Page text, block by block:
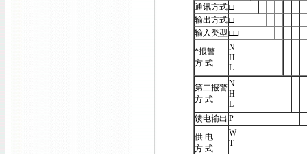
通讯方式□
输出方式□
输入类型 □□
*报警
方 式
N
H
L
第二报警
方 式
N
H
L
馈电输出 P
供 电
方 式
W
T